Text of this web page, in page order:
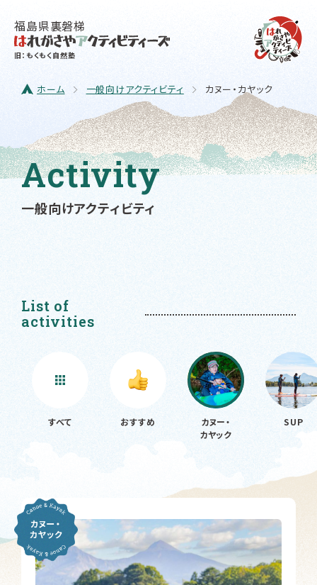
福島県裏磐梯
旧：もくもく自然塾
ホーム 一般向けアクティビティ カヌー・カヤック
Activity
一般向けアクティビティ
List of
activities
すべて おすすめ
カヌー・
カヤック
SUP